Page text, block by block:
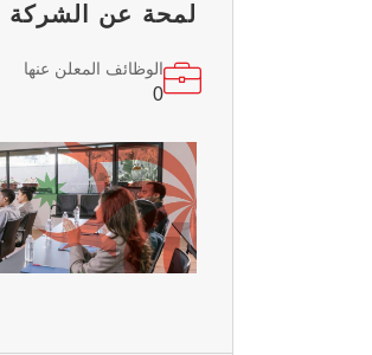
لمحة عن الشركة
الوظائف المعلن عنها
0